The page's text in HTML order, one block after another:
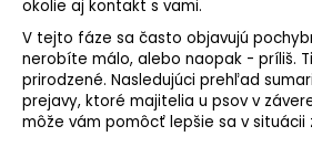
okolie aj kontakt s vami.
V tejto fáze sa často objavujú
nerobíte málo, alebo naopak - príliš.
prirodzené. Nasledujúci prehľad
prejavy, ktoré majitelia u psov v
môže vám pomôcť lepšie sa v situácii
o
r
ú
č
a